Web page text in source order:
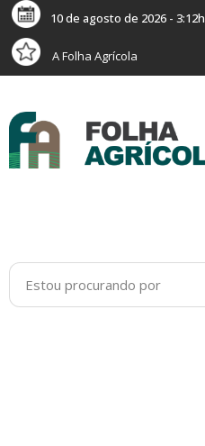
10 de agosto de 2026 - 3:12h
A Folha Agrícola